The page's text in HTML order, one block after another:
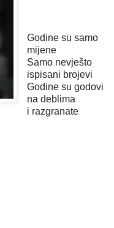
Godine su samo
mijene
Samo nevješto
ispisani brojevi
Godine su godovi
na deblima
i razgranate